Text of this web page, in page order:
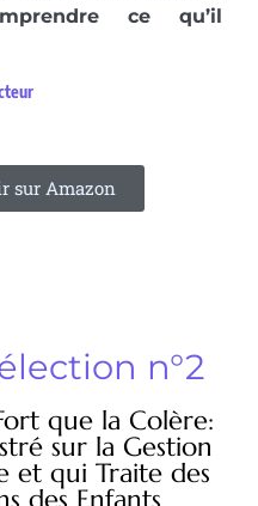
ce qu’il
sur Amazon
n°2
que la Colère:
sur la Gestion
et qui Traite des
des Enfants